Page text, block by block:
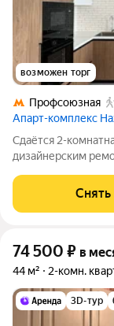
возможен торг
Профсоюзная
Апарт-комплекс
Сдаётся 2-
дизайнерским
Стиральная машина Холодильник Посудомоечная машина
Снять
74 500 ₽ в
44 м² 2-комн.
3D-тур